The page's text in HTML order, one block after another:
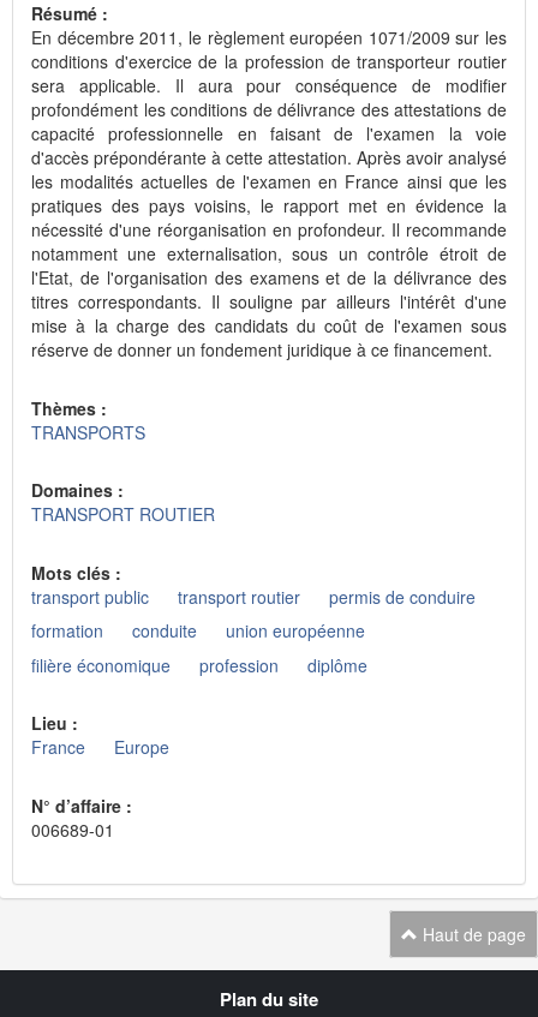
Résumé :
En décembre 2011, le règlement européen 1071/2009 sur les
conditions d'exercice de la profession de transporteur routier
sera applicable. Il aura pour conséquence de modifier
profondément les conditions de délivrance des attestations de
capacité professionnelle en faisant de l'examen la voie
d'accès prépondérante à cette attestation. Après avoir analysé
les modalités actuelles de l'examen en France ainsi que les
pratiques des pays voisins, le rapport met en évidence la
nécessité d'une réorganisation en profondeur. Il recommande
notamment une externalisation, sous un contrôle étroit de
l'Etat, de l'organisation des examens et de la délivrance des
titres correspondants. Il souligne par ailleurs l'intérêt d'une
mise à la charge des candidats du coût de l'examen sous
réserve de donner un fondement juridique à ce financement.
Thèmes :
TRANSPORTS
Domaines :
TRANSPORT ROUTIER
Mots clés :
transport public
transport routier
permis de conduire
formation
conduite
union européenne
filière économique
profession diplôme
Lieu :
France
Europe
N° d’affaire :
006689-01
Haut de page
Plan du site